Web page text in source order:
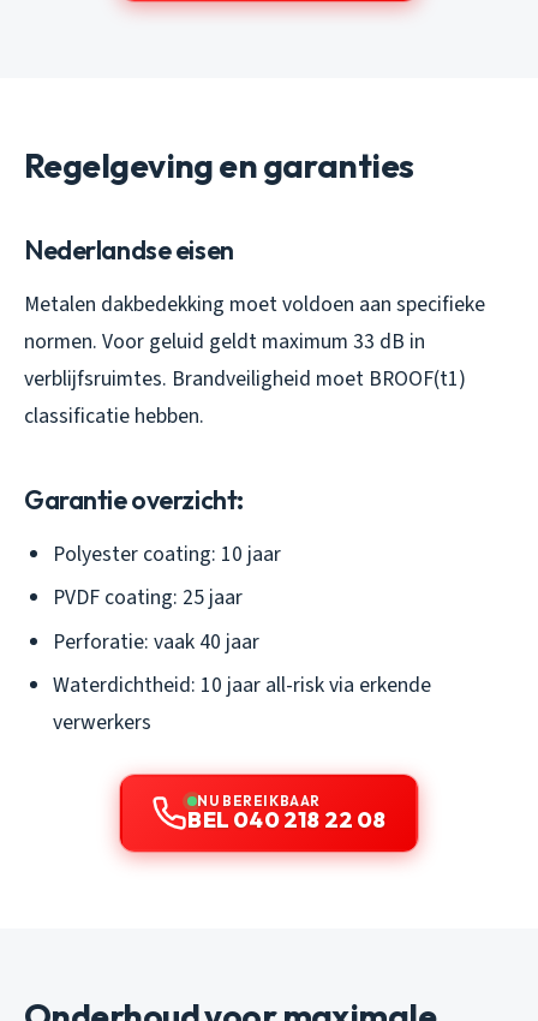
Regelgeving en garanties
Nederlandse eisen
Metalen dakbedekking moet voldoen aan specifieke
normen. Voor geluid geldt maximum 33 dB in
verblijfsruimtes. Brandveiligheid moet BROOF(t1)
classificatie hebben.
Garantie overzicht:
Polyester coating: 10 jaar
PVDF coating: 25 jaar
Perforatie: vaak 40 jaar
Waterdichtheid: 10 jaar all-risk via erkende
verwerkers
NU BEREIKBAAR
BEL 040 218 22 08